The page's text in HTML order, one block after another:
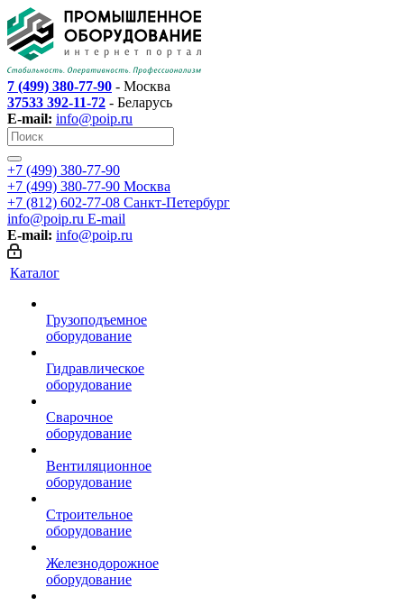
7 (499) 380-77-90 - Москва
37533 392-11-72 - Беларусь
E-mail: info@poip.ru
+7 (499) 380-77-90
+7 (499) 380-77-90 Москва
+7 (812) 602-77-08 Санкт-Петербург
info@poip.ru E-mail
E-mail: info@poip.ru
Каталог
Грузоподъемное
оборудование
Гидравлическое
оборудование
Сварочное
оборудование
Вентиляционное
оборудование
Строительное
оборудование
Железнодорожное
оборудование